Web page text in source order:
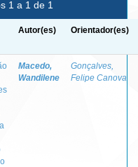
1 a 1 de 1
Autor(es) Orientador(es)
Macedo,
Wandilene
Gonçalves,
Felipe Canova